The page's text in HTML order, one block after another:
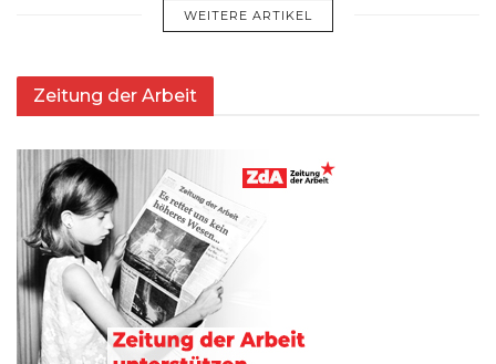
WEITERE ARTIKEL
Zeitung der Arbeit